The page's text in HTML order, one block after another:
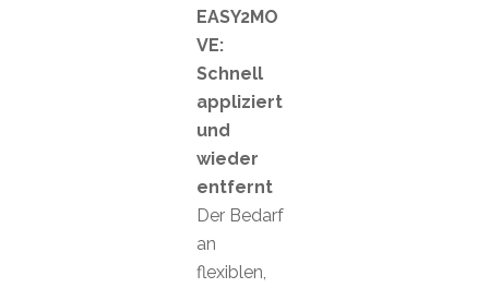
EASY2MO
VE:
Schnell
appliziert
und
wieder
entfernt
Der Bedarf
an
flexiblen,